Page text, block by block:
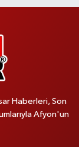
Haberleri, Son
Afyon'un